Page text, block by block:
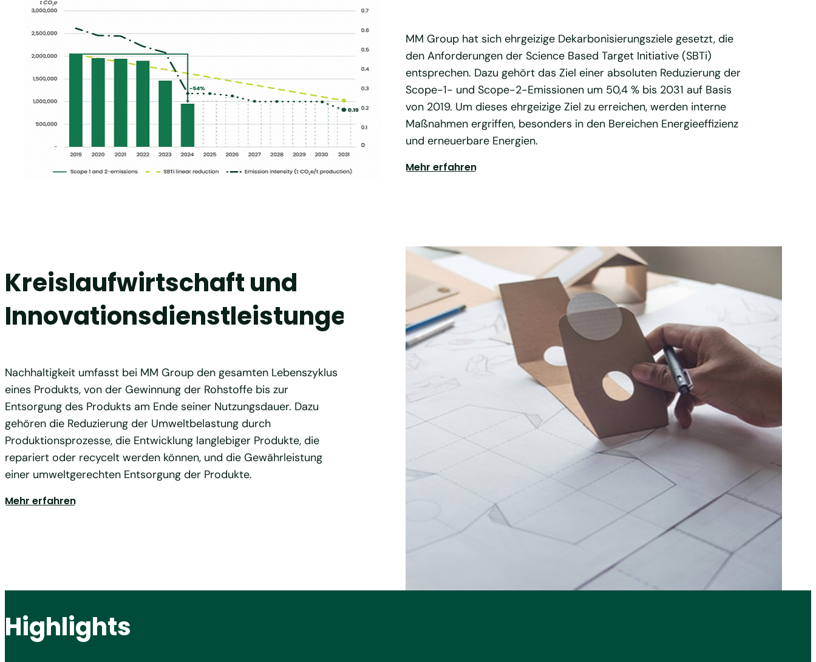
MM Group hat sich ehrgeizige Dekarbonisierungsziele gesetzt, die
den Anforderungen der Science Based Target Initiative (SBTi)
entsprechen. Dazu gehört das Ziel einer absoluten Reduzierung der
Scope-1- und Scope-2-Emissionen um 50,4 % bis 2031 auf Basis
von 2019. Um dieses ehrgeizige Ziel zu erreichen, werden interne
Maßnahmen ergriffen, besonders in den Bereichen Energieeffizienz
und erneuerbare Energien.
Mehr erfahren
Kreislaufwirtschaft und
Innovationsdienstleistungen
Nachhaltigkeit umfasst bei MM Group den gesamten Lebenszyklus
eines Produkts, von der Gewinnung der Rohstoffe bis zur
Entsorgung des Produkts am Ende seiner Nutzungsdauer. Dazu
gehören die Reduzierung der Umweltbelastung durch
Produktionsprozesse, die Entwicklung langlebiger Produkte, die
repariert oder recycelt werden können, und die Gewährleistung
einer umweltgerechten Entsorgung der Produkte.
Mehr erfahren
Highlights